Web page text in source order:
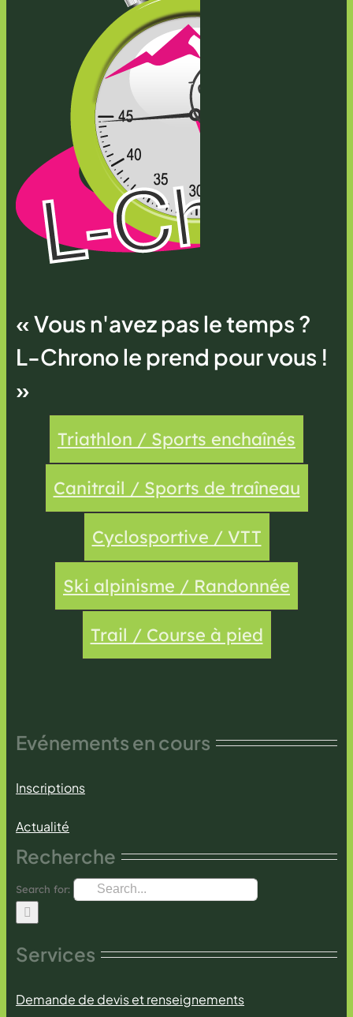
« Vous n'avez pas le temps ?
L-Chrono le prend pour vous !
»
Triathlon / Sports enchaînés
Canitrail / Sports de traîneau
Cyclosportive / VTT
Ski alpinisme / Randonnée
Trail / Course à pied
Evénements en cours
Inscriptions
Actualité
Recherche
Search for:
Services
Demande de devis et renseignements